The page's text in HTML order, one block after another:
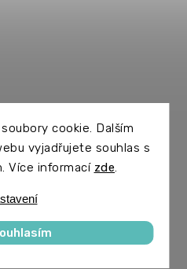
cookie. Dalším
vyjadřujete souhlas s
Více informací zde.